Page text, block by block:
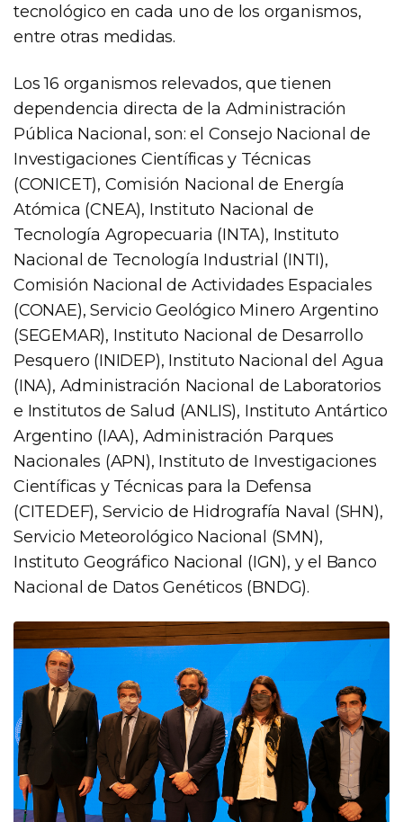
tecnológico en cada uno de los organismos,
entre otras medidas.
Los 16 organismos relevados, que tienen
dependencia directa de la Administración
Pública Nacional, son: el Consejo Nacional de
Investigaciones Científicas y Técnicas
(CONICET), Comisión Nacional de Energía
Atómica (CNEA), Instituto Nacional de
Tecnología Agropecuaria (INTA), Instituto
Nacional de Tecnología Industrial (INTI),
Comisión Nacional de Actividades Espaciales
(CONAE), Servicio Geológico Minero Argentino
(SEGEMAR), Instituto Nacional de Desarrollo
Pesquero (INIDEP), Instituto Nacional del Agua
(INA), Administración Nacional de Laboratorios
e Institutos de Salud (ANLIS), Instituto Antártico
Argentino (IAA), Administración Parques
Nacionales (APN), Instituto de Investigaciones
Científicas y Técnicas para la Defensa
(CITEDEF), Servicio de Hidrografía Naval (SHN),
Servicio Meteorológico Nacional (SMN),
Instituto Geográfico Nacional (IGN), y el Banco
Nacional de Datos Genéticos (BNDG).